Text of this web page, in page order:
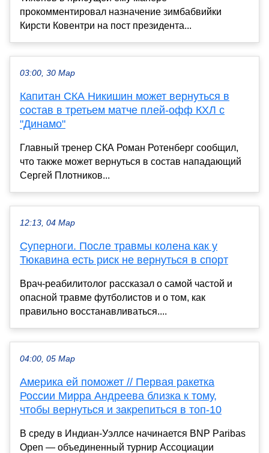
прокомментировал назначение зимбабвийки
Кирсти Ковентри на пост президента...
03:00, 30 Мар
Капитан СКА Никишин может вернуться в
состав в третьем матче плей-офф КХЛ с
"Динамо"
Главный тренер СКА Роман Ротенберг сообщил,
что также может вернуться в состав нападающий
Сергей Плотников...
12:13, 04 Мар
Суперноги. После травмы колена как у
Тюкавина есть риск не вернуться в спорт
Врач-реабилитолог рассказал о самой частой и
опасной травме футболистов и о том, как
правильно восстанавливаться....
04:00, 05 Мар
Америка ей поможет // Первая ракетка
России Мирра Андреева близка к тому,
чтобы вернуться и закрепиться в топ-10
В среду в Индиан-Уэллсе начинается BNP Paribas
Open — объединенный турнир Ассоциации